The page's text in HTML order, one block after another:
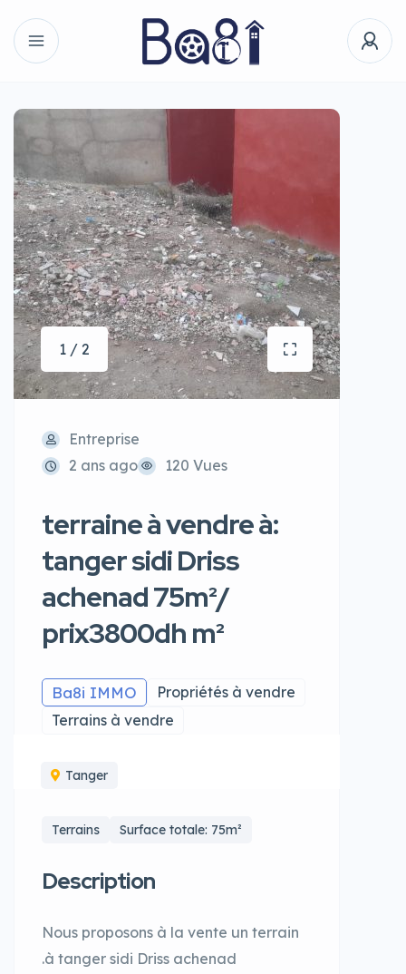
1 / 2
Entreprise
2 ans ago
120 Vues
terraine à vendre à:
tanger sidi Driss
achenad 75m²/
prix3800dh m²
Ba8i IMMO
Propriétés à vendre
Terrains à vendre
Tanger
Terrains Surface totale: 75m²
Description
Nous proposons à la vente un terrain
.à tanger sidi Driss achenad